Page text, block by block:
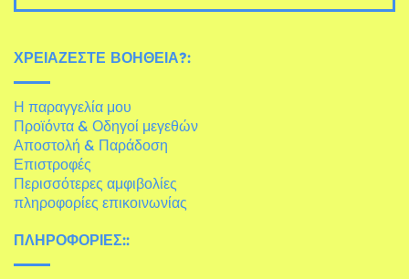
ΧΡΕΙΆΖΕΣΤΕ ΒΟΉΘΕΙΑ?:
Η παραγγελία μου
Προϊόντα & Οδηγοί μεγεθών
Αποστολή & Παράδοση
Επιστροφές
Περισσότερες αμφιβολίες
πληροφορίες επικοινωνίας
ΠΛΗΡΟΦΟΡΊΕΣ::